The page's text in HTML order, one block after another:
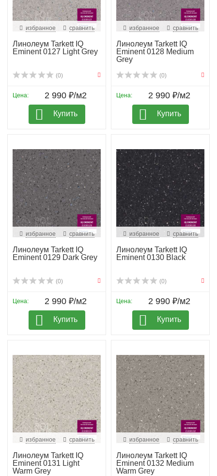
избранное сравнить
Линолеум Tarkett IQ
Eminent 0127 Light Grey
(0)
Цена: 2 990 ₽/м2
Купить
избранное сравнить
Линолеум Tarkett IQ
Eminent 0128 Medium
Grey
(0)
Цена: 2 990 ₽/м2
Купить
избранное сравнить
Линолеум Tarkett IQ
Eminent 0129 Dark Grey
(0)
Цена: 2 990 ₽/м2
Купить
избранное сравнить
Линолеум Tarkett IQ
Eminent 0130 Black
(0)
Цена: 2 990 ₽/м2
Купить
избранное сравнить
Линолеум Tarkett IQ
Eminent 0131 Light
Warm Grey
избранное сравнить
Линолеум Tarkett IQ
Eminent 0132 Medium
Warm Grey